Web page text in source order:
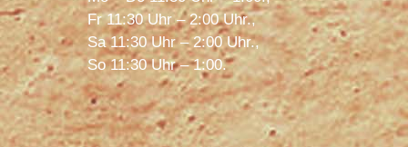
Fr 11:30 Uhr – 2:00 Uhr.,
Sa 11:30 Uhr – 2:00 Uhr.,
So 11:30 Uhr – 1:00.